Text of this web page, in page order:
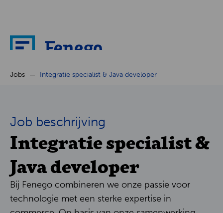
Over ons
Cases
Partners
Jobs
Jobs Integratie specialist & Java developer
Job beschrijving
Integratie specialist &
Java developer
Bij Fenego combineren we onze passie voor
technologie met een sterke expertise in